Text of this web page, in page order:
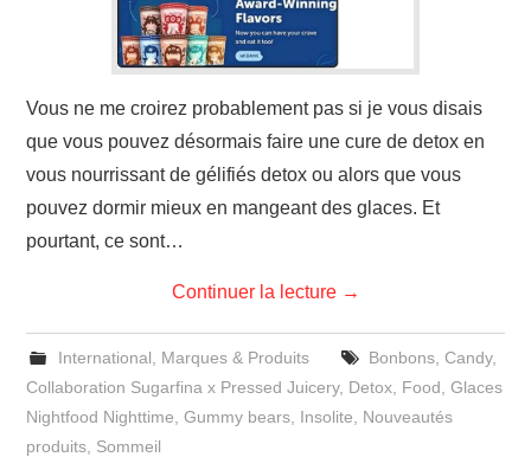
Vous ne me croirez probablement pas si je vous disais
que vous pouvez désormais faire une cure de detox en
vous nourrissant de gélifiés detox ou alors que vous
pouvez dormir mieux en mangeant des glaces. Et
pourtant, ce sont…
Continuer la lecture →
International Marques & Produits Bonbons, Candy,
Collaboration Sugarfina x Pressed Juicery, Detox Food ,Glaces
Nightfood Nighttime ,Gummy bears Insolite
Nouveautés
produits Sommeil